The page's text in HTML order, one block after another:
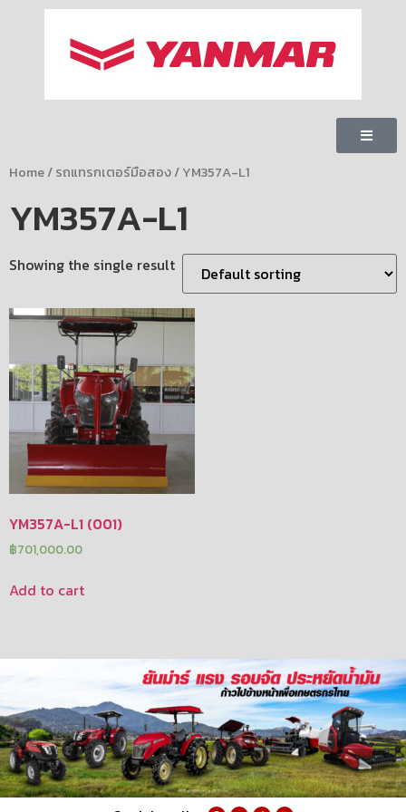
Home/รถแทรกเตอร์มือสอง/ YM357A-L1
YM357A-L1
Showing the single result
YM357A-L1 (001)
฿701,000.00
Add to cart